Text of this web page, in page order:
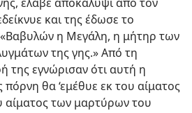
και της έδωσε το
η Μεγάλη, η μήτηρ των
της γης.» Από τη
της εγνώρισαν ότι αυτή η
πόρνη θα ‘εμέθυε εκ του αίματος
αίματος των μαρτύρων του